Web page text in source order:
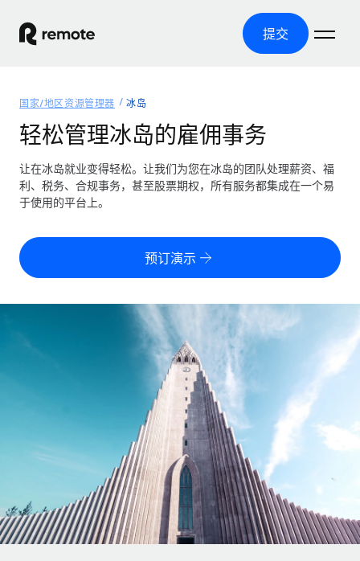
提交
产品
全球招聘
全球薪资管理
轻松运行合规薪资
零实体成本实现全球扩张
全球合规聘用合同工
Remote Embedded
将人力资源无缝融入工作流程
覆盖全球
美国各州浏览器
Remote 无惧对比
了解我们的竞争优势
为成长型企业量身打造的全球敏捷型人力资源与薪资解决方案
中型市场
通过定制化人力资源解决方案扩展团队
企业
资源
工具与计算器
误分类风险计算工具
计算任何国家的员工总成本
合同工薪酬结算计算器
探索全球合同工的结算货币选项与结算速度
通过 REMOTE 学习
案例研究
人力资源术语表
定价
中文（简体）
English
Español
Italiano
登录
国家/地区资源管理器 冰岛
轻松管理冰岛的雇佣事务
让在冰岛就业变得轻松。让我们为您在冰岛的团队处理薪资、福
利、税务、合规事务，甚至股票期权，所有服务都集成在一个易
于使用的平台上。
预订演示